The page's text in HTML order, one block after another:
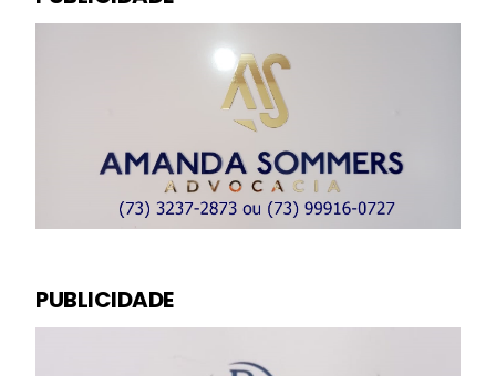
PUBLICIDADE